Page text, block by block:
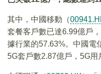
其中，中國移動（
套餐客戶數已達6.99億戶
據行業的57.63%。中國電
5G套戶數2.87億戶，5G用